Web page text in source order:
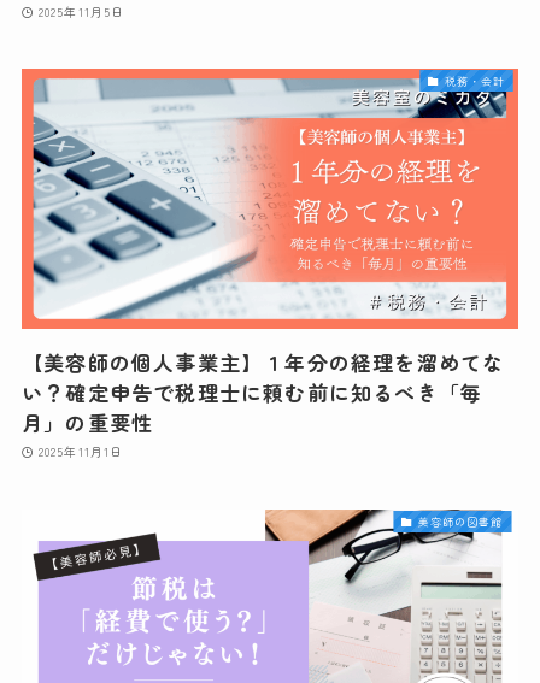
2025年11月5日
税務・会計
【美容師の個人事業主】１年分の経理を溜めてな
い？確定申告で税理士に頼む前に知るべき「毎
月」の重要性
2025年11月1日
美容師の図書館